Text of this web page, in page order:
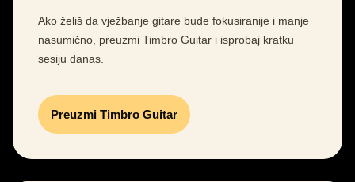
Ako želiš da vježbanje gitare bude fokusiranije i manje
nasumično, preuzmi Timbro Guitar i isprobaj kratku
sesiju danas.
Preuzmi Timbro Guitar